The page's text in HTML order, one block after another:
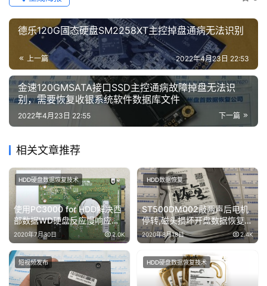
德乐120G固态硬盘SM2258XT主控掉盘通病无法识别
上一篇 2022年4月23日 22:53
金速120GMSATA接口SSD主控通病故障掉盘无法识
别，需要恢复收银系统软件数据库文件
下一篇
2022年4月23日 22:55
相关文章推荐
使用PC3000 for HDD解决西
部数据WD硬盘反应慢响应慢
的问题
2020年7月30日 2.0K
HDD硬盘数据恢复技术
ST500DM002敲两声后电机
停转,磁头损坏开盘数据恢复成
功
2020年8月18日 2.4K
HDD数据恢复
短视频发布 HDD硬盘数据恢复技术